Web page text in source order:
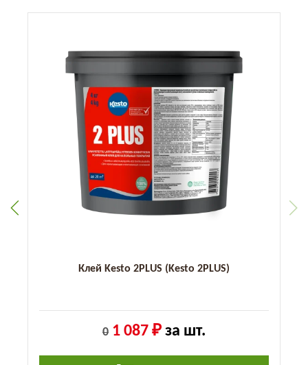
Клей Kesto 2PLUS (Kesto 2PLUS)
0 1 087 ₽ за шт.